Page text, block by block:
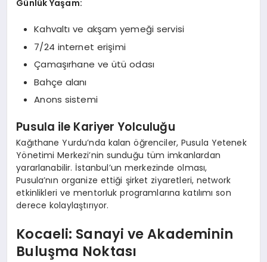
Günlük Yaşam:
Kahvaltı ve akşam yemeği servisi
7/24 internet erişimi
Çamaşırhane ve ütü odası
Bahçe alanı
Anons sistemi
Pusula ile Kariyer Yolculuğu
Kağıthane Yurdu’nda kalan öğrenciler, Pusula Yetenek
Yönetimi Merkezi’nin sunduğu tüm imkanlardan
yararlanabilir. İstanbul’un merkezinde olması,
Pusula’nın organize ettiği şirket ziyaretleri, network
etkinlikleri ve mentorluk programlarına katılımı son
derece kolaylaştırıyor.
Kocaeli: Sanayi ve Akademinin
Buluşma Noktası